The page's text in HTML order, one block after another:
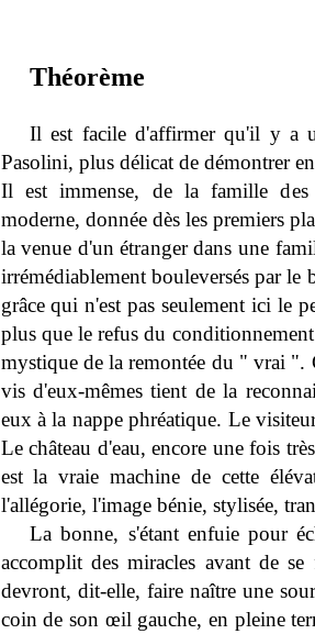
Théorème
Il est facile d'affirmer qu'il y a
Pasolini, plus délicat de démontrer
Il est immense, de la famille
moderne, donnée dès les premiers
la venue d'un étranger dans une
irrémédiablement bouleversés par le
grâce qui n'est pas seulement ici le
plus que le refus du
mystique de la remontée du " vrai ".
vis d'eux-mêmes tient de la
eux à la nappe phréatique. Le
Le château d'eau, encore une fois
est la vraie machine de cette
l'allégorie, l'image bénie, stylisée,
La bonne, s'étant enfuie pour
accomplit des miracles avant de
devront, dit-elle, faire naître une
coin de son œil gauche, en pleine